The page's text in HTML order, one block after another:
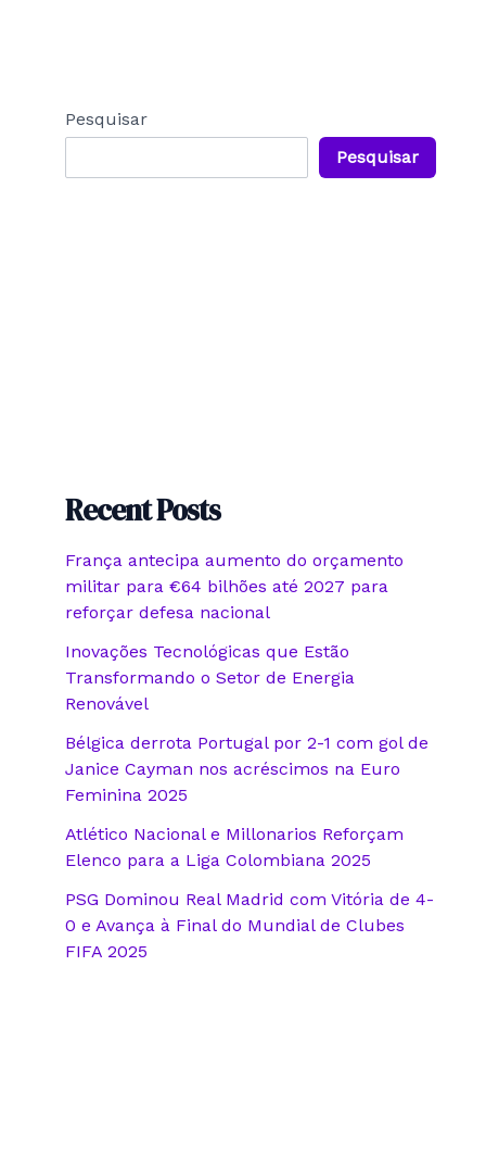
Pesquisar
Pesquisar
Recent Posts
França antecipa aumento do orçamento
militar para €64 bilhões até 2027 para
reforçar defesa nacional
Inovações Tecnológicas que Estão
Transformando o Setor de Energia
Renovável
Bélgica derrota Portugal por 2-1 com gol de
Janice Cayman nos acréscimos na Euro
Feminina 2025
Atlético Nacional e Millonarios Reforçam
Elenco para a Liga Colombiana 2025
PSG Dominou Real Madrid com Vitória de 4-
0 e Avança à Final do Mundial de Clubes
FIFA 2025